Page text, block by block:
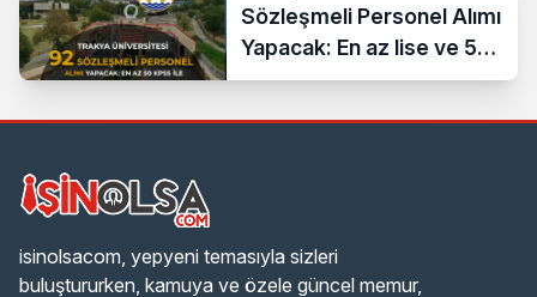
Sözleşmeli Personel Alımı
Yapacak: En az lise ve 50
KPSS İle
isinolsacom, yepyeni temasıyla sizleri
buluştururken, kamuya ve özele güncel memur,